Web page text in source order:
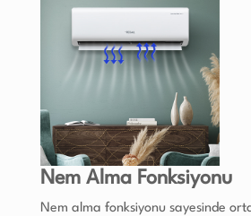
Nem Alma Fonksiyonu
Nem alma fonksiyonu sayesinde